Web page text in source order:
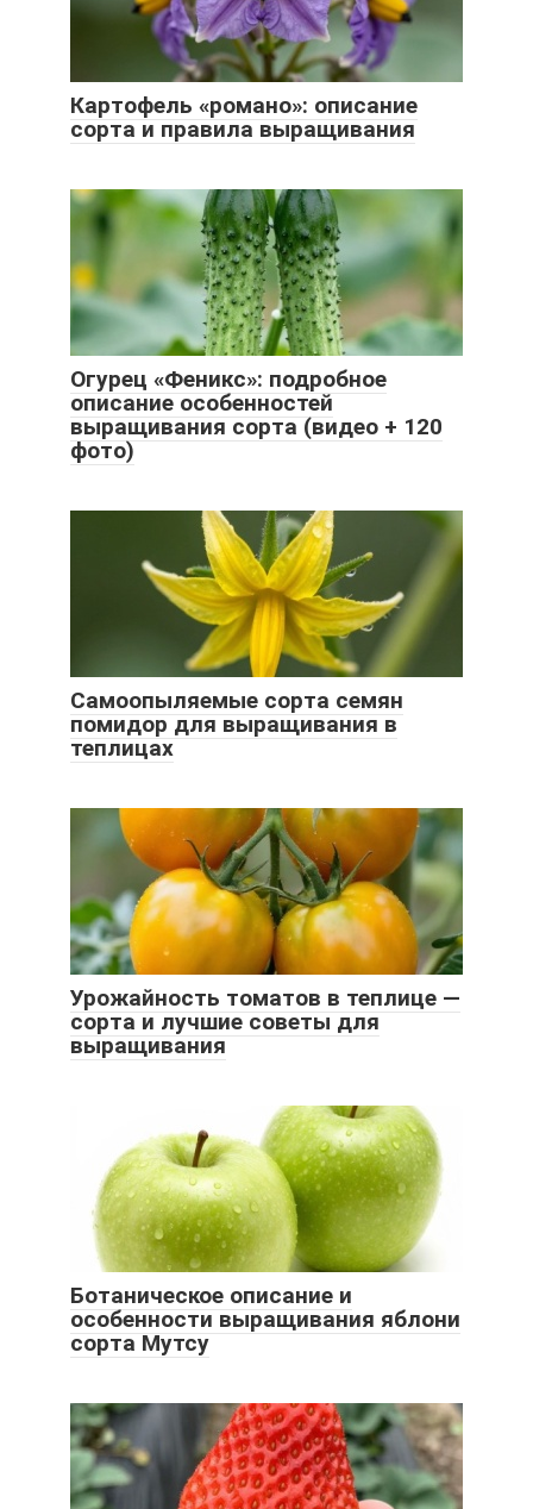
Картофель «романо»: описание
сорта и правила выращивания
Огурец «Феникс»: подробное
описание особенностей
выращивания сорта (видео + 120
фото)
Самоопыляемые сорта семян
помидор для выращивания в
теплицах
Урожайность томатов в теплице —
сорта и лучшие советы для
выращивания
Ботаническое описание и
особенности выращивания яблони
сорта Мутсу